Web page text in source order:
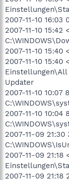
2007-11-10
2007-11-10
2007-11-10
2007-11-10
Einstellungen\All
Updater
2007-11-10
2007-11-10
2007-11-09
2007-11-09
2007-11-09